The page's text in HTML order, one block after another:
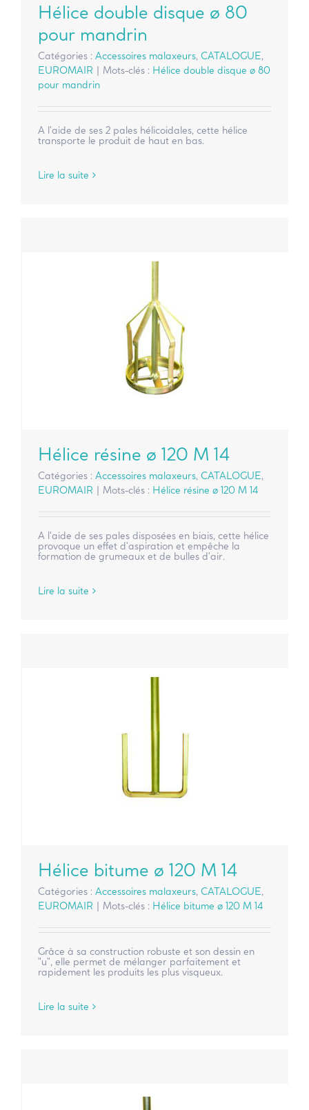
Hélice double disque ø 80
pour mandrin
Catégories : Accessoires malaxeurs, CATALOGUE,
EUROMAIR | Mots-clés : Hélice double disque ø 80
pour mandrin
A l'aide de ses 2 pales hélicoidales, cette hélice
transporte le produit de haut en bas.
Lire la suite
Hélice résine ø 120 M 14
Catégories : Accessoires malaxeurs, CATALOGUE,
EUROMAIR | Mots-clés : Hélice résine ø 120 M 14
A l'aide de ses pales disposées en biais, cette hélice
provoque un effet d'aspiration et empêche la
formation de grumeaux et de bulles d'air.
Lire la suite
Hélice bitume ø 120 M 14
Catégories : Accessoires malaxeurs, CATALOGUE,
EUROMAIR | Mots-clés : Hélice bitume ø 120 M 14
Grâce à sa construction robuste et son dessin en
"u", elle permet de mélanger parfaitement et
rapidement les produits les plus visqueux.
Lire la suite